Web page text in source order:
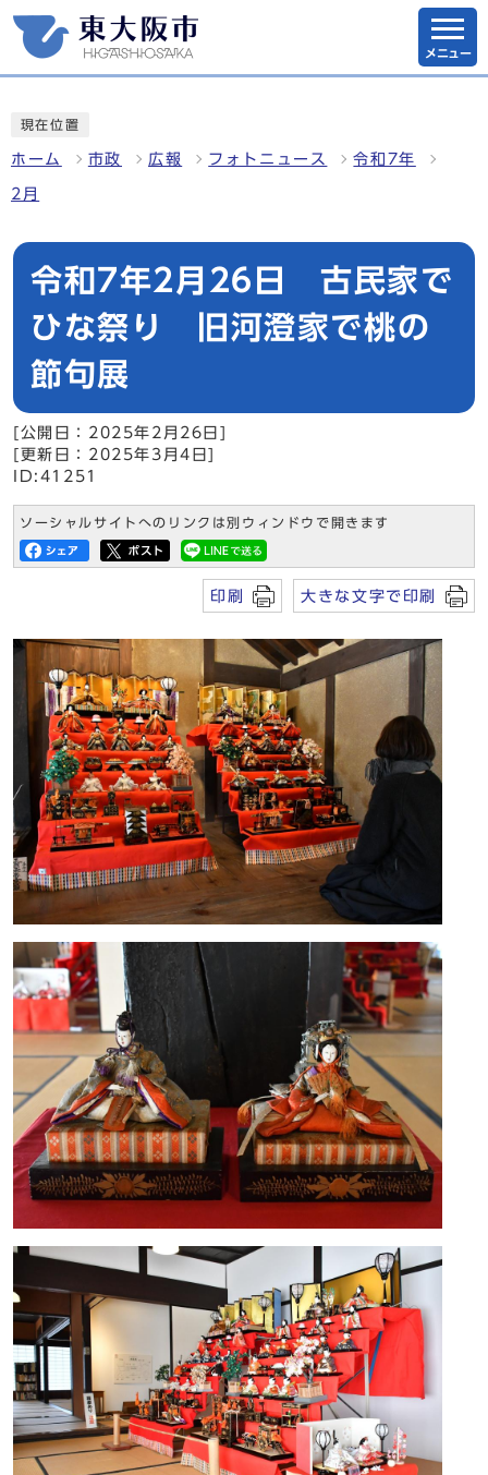
メニュー
現在位置
ホーム 市政 広報 フォトニュース 令和7年
2月
令和7年2月26日 古民家で
ひな祭り 旧河澄家で桃の
節句展
[公開日：2025年2月26日]
[更新日：2025年3月4日]
ID:41251
ソーシャルサイトへのリンクは別ウィンドウで開きます
印刷 大きな文字で印刷